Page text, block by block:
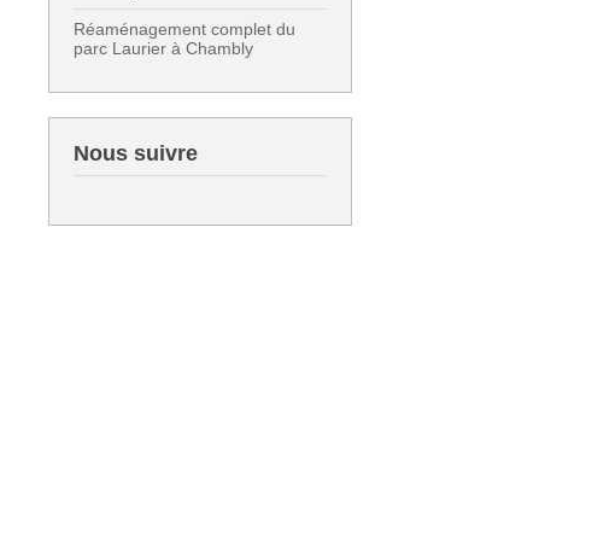
Réaménagement complet du
parc Laurier à Chambly
Nous suivre